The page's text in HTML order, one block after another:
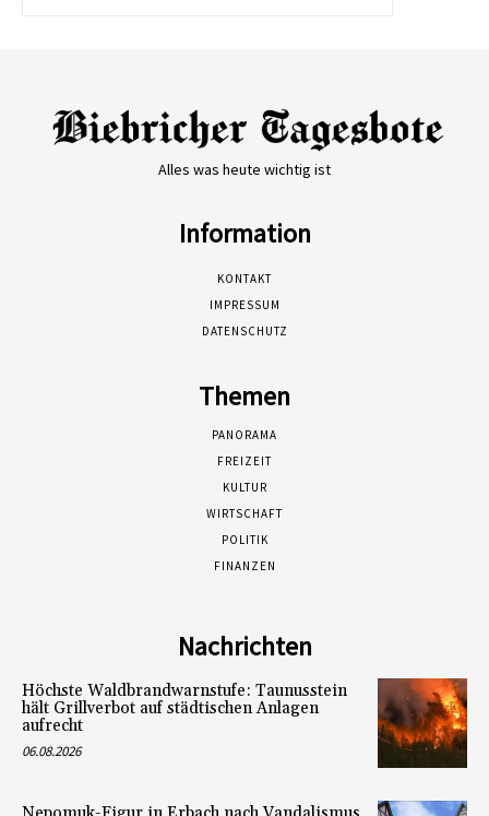
Alles was heute wichtig ist
Information
KONTAKT
IMPRESSUM
DATENSCHUTZ
Themen
PANORAMA
FREIZEIT
KULTUR
WIRTSCHAFT
POLITIK
FINANZEN
Nachrichten
Höchste Waldbrandwarnstufe: Taunusstein
hält Grillverbot auf städtischen Anlagen
aufrecht
06.08.2026